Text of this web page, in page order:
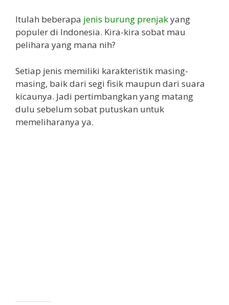
Itulah beberapa jenis burung prenjakyang
populer di Indonesia. Kira-kira sobat mau
pelihara yang mana nih?
Setiap jenis memiliki karakteristik masing-
masing, baik dari segi fisik maupun dari suara
kicaunya. Jadi pertimbangkan yang matang
dulu sebelum sobat putuskan untuk
memeliharanya ya.